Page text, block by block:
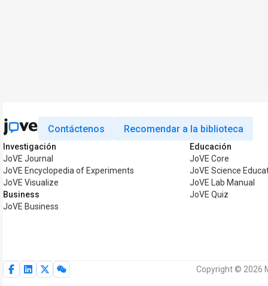
Contáctenos Recomendar a la biblioteca
Investigación
JoVE Journal
JoVE Encyclopedia of Experiments
JoVE Visualize
Business
JoVE Business
Educación
JoVE Core
JoVE Science
JoVE Lab Manual
JoVE Quiz
Copyright © 2026